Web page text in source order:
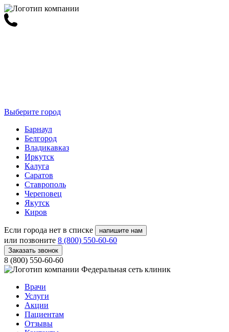
Выберите город
Барнаул
Белгород
Владикавказ
Иркутск
Калуга
Саратов
Ставрополь
Череповец
Якутск
Киров
Если города нет в списке напишите нам
или позвоните 8 (800) 550-60-60
Заказать звонок
8 (800) 550-60-60
Федеральная сеть клиник
Врачи
Услуги
Акции
Пациентам
Отзывы